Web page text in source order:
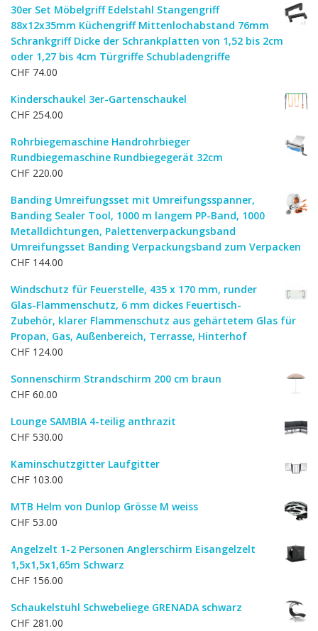
30er Set Möbelgriff Edelstahl Stangengriff
88x12x35mm Küchengriff Mittenlochabstand 76mm
Schrankgriff Dicke der Schrankplatten von 1,52 bis 2cm
oder 1,27 bis 4cm Türgriffe Schubladengriffe
CHF 74.00
Kinderschaukel 3er-Gartenschaukel
CHF 254.00
Rohrbiegemaschine Handrohrbieger
Rundbiegemaschine Rundbiegegerät 32cm
CHF 220.00
Banding Umreifungsset mit Umreifungsspanner,
Banding Sealer Tool, 1000 m langem PP-Band, 1000
Metalldichtungen, Palettenverpackungsband
Umreifungsset Banding Verpackungsband zum Verpacken
CHF 144.00
Windschutz für Feuerstelle, 435 x 170 mm, runder
Glas-Flammenschutz, 6 mm dickes Feuertisch-
Zubehör, klarer Flammenschutz aus gehärtetem Glas für
Propan, Gas, Außenbereich, Terrasse, Hinterhof
CHF 124.00
Sonnenschirm Strandschirm 200 cm braun
CHF 60.00
Lounge SAMBIA 4-teilig anthrazit
CHF 530.00
Kaminschutzgitter Laufgitter
CHF 103.00
MTB Helm von Dunlop Grösse M weiss
CHF 53.00
Angelzelt 1-2 Personen Anglerschirm Eisangelzelt
1,5x1,5x1,65m Schwarz
CHF 156.00
Schaukelstuhl Schwebeliege GRENADA schwarz
CHF 281.00